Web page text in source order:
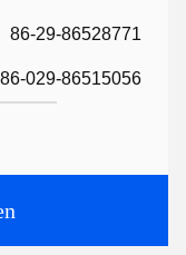
86-29-86528771
86-029-86515056